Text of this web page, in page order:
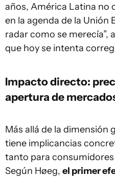
años, América Latina no
en la agenda de la Unión
radar como se
que hoy se intenta
Impacto directo:
apertura de
Más allá de la dimensión
tiene implicancias
tanto para
Según Høeg, el primer